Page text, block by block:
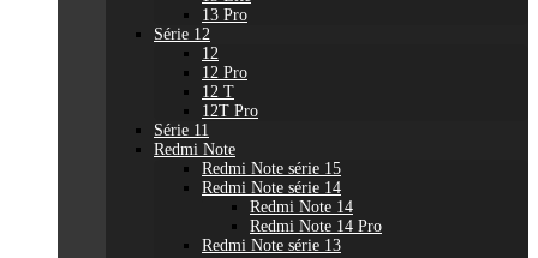
13 Pro
Série 12
12
12 Pro
12 T
12T Pro
Série 11
Redmi Note
Redmi Note série 15
Redmi Note série 14
Redmi Note 14
Redmi Note 14 Pro
Redmi Note série 13